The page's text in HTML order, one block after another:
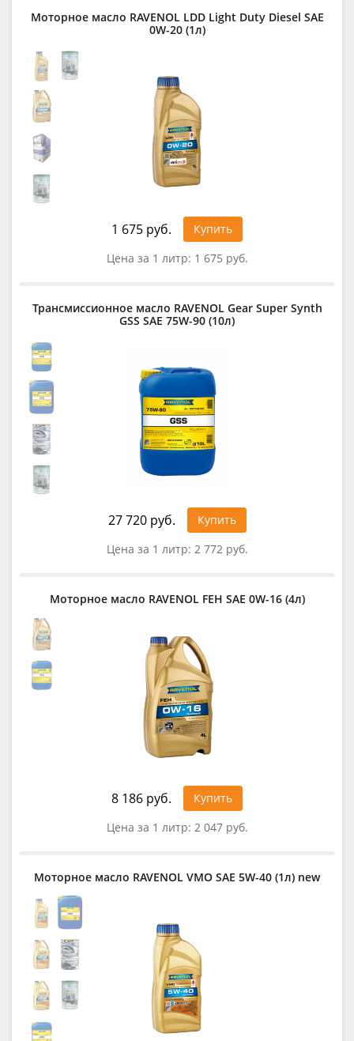
Моторное масло RAVENOL LDD Light Duty Diesel SAE
0W-20 (1л)
1 675 руб.
Купить
Цена за 1 литр: 1 675 руб.
Трансмиссионное масло RAVENOL Gear Super Synth
GSS SAE 75W-90 (10л)
27 720 руб.
Купить
Цена за 1 литр: 2 772 руб.
Моторное масло RAVENOL FEH SAE 0W-16 (4л)
8 186 руб.
Купить
Цена за 1 литр: 2 047 руб.
Моторное масло RAVENOL VMO SAE 5W-40 (1л) new